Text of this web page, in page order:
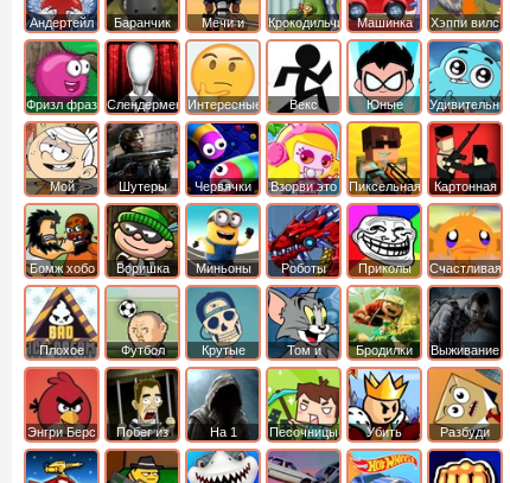
Андертейл
Баранчик
Шон
Мечи и
Сандали
Крокодильчик
Свомпи
Машинка
Вилли
Хэппи вилс
Фризл фраз Слендермен Интересные Векс
Юные
титаны
вперед
Удивительный
мир
Гамбола
Мой
шумный
дом
Шутеры Червячки Взорви это
Пиксельная
война
Картонная
башка
Бомж хобо
Воришка
боб
Миньоны
Роботы
динозавры
Приколы
Счастливая
обезьянка
Плохое
мороженое
Футбол
головами
Крутые
Том и
джерри
Бродилки
Приключения
Выживание
Энгри Берс
Побег из
тюрьмы
На 1 Песочницы
Убить
короля
Разбуди
коробку